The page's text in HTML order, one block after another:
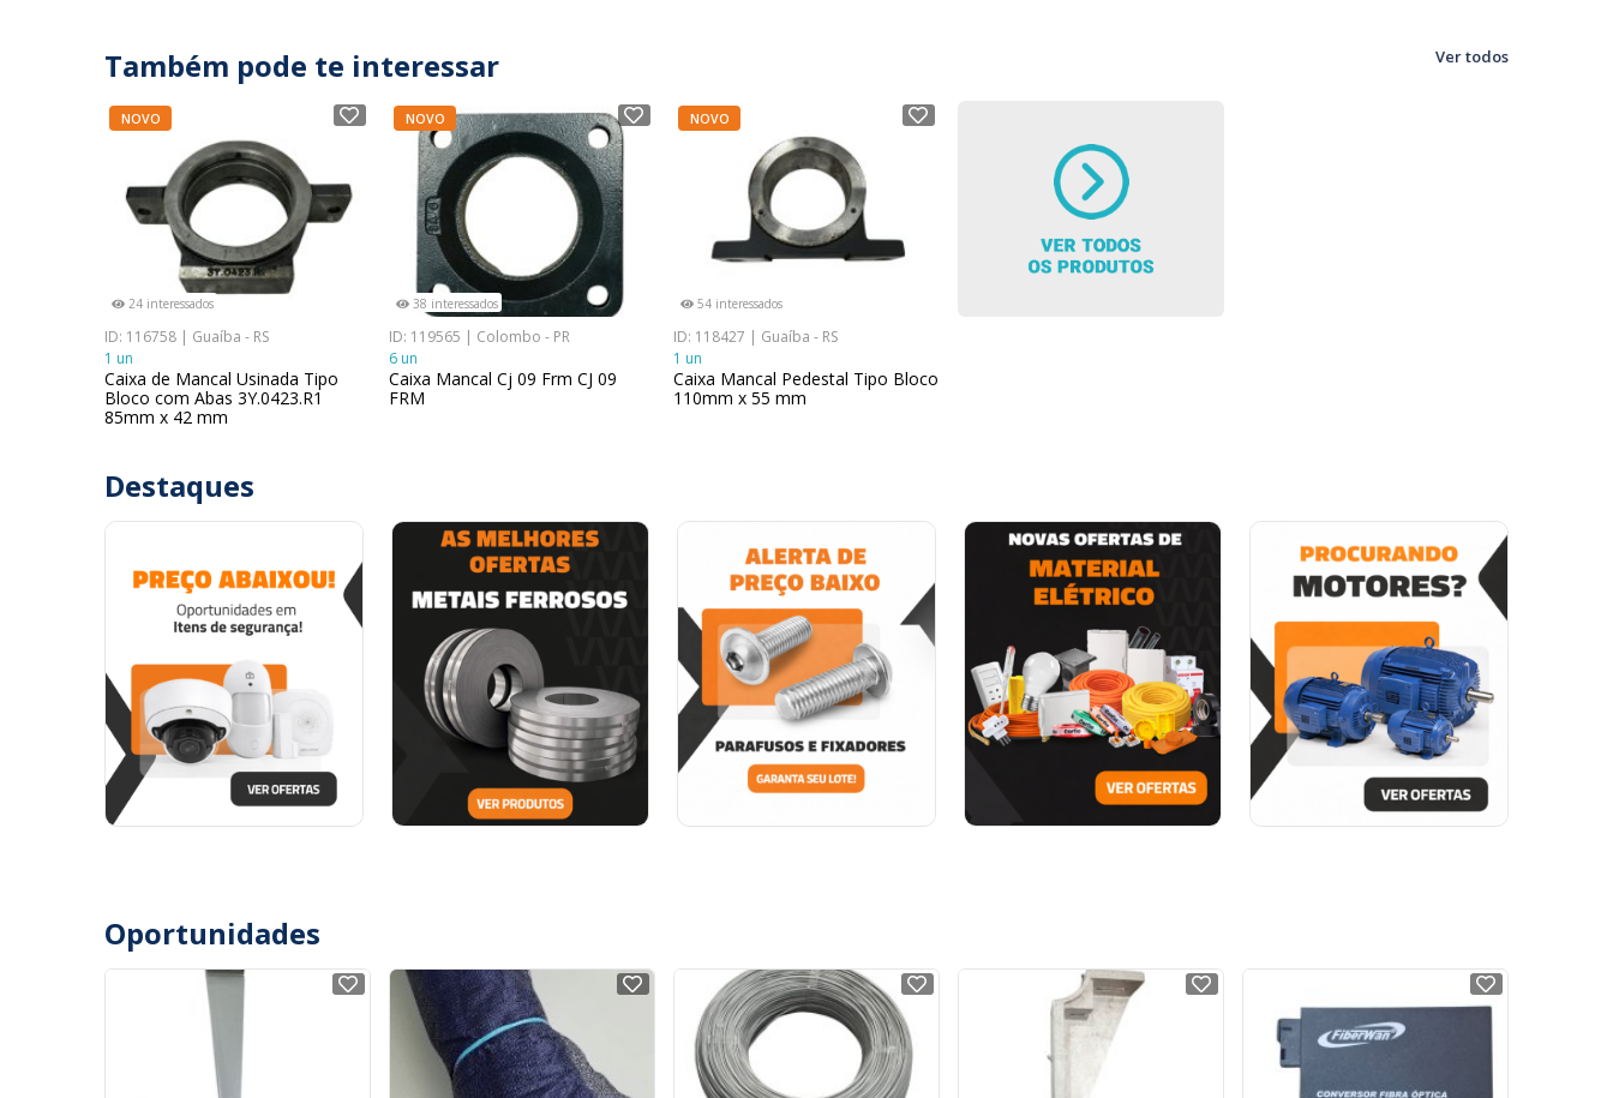
Também pode te interessar Ver todos
NOVO
24 interessados
ID: 116758 | Guaíba - RS
1 un
Caixa de Mancal Usinada Tipo
Bloco com Abas 3Y.0423.R1
85mm x 42 mm
NOVO
38 interessados
ID: 119565 | Colombo - PR
6 un
Caixa Mancal Cj 09 Frm CJ 09
FRM
NOVO
54 interessados
ID: 118427 | Guaíba - RS
1 un
Caixa Mancal Pedestal Tipo Bloco
110mm x 55 mm
Destaques
Oportunidades
NOVO NOVO